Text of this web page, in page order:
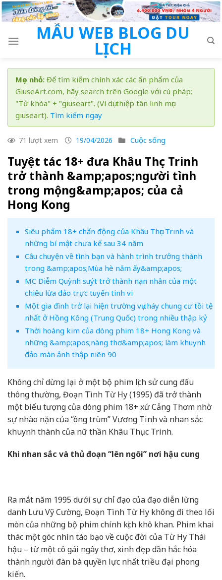
Skip
to
MẪU WEB BLOG DU
LỊCH
Mẹo nhỏ: Để tìm kiếm chính xác các ấn phẩm của
GiuseArt.com, hãy search trên Google với cú pháp:
"Từ khóa" + "giuseart". (Ví dụ: thiệp tân linh mục
giuseart). Tìm kiếm ngay
71 lượt xem 19/04/2026 Cuộc sống
Tuyệt tác 18+ đưa Khâu Thục Trinh
trở thành &amp;apos;người tình
trong mộng&amp;apos; của cả
Hong Kong
Siêu phẩm 18+ chấn động của Khâu Thục Trinh và
những bí mật chưa kể sau 34 năm
Câu chuyện về tình bạn và hành trình trưởng thành
trong &amp;apos;Mùa hè năm ấy&amp;apos;
MC Diễm Quỳnh suýt trở thành nạn nhân của một
chiêu lừa đảo trực tuyến tinh vi
Một gia đình trở lại hiện trường vụ cháy chung cư tồi tệ
nhất ở Hồng Kông (Trung Quốc) trong nhiều thập kỷ
Thời hoàng kim của dòng phim 18+ Hong Kong và
những &amp;apos;nàng thơ&amp;apos; làm khuynh
đảo màn ảnh thập niên 90
Không chỉ dừng lại ở một bộ phim lịch sử cung đấu
thông thường, Đoạn Tình Từ Hy (1995) đã trở thành
một biểu tượng của dòng phim 18+ xứ Cảng Thơm nhờ
sự nhào nặn của “ông trùm” Vương Tinh và nhan sắc
khuynh thành của nữ thần Khâu Thục Trinh.
Khi nhan sắc và thủ đoạn “lên ngôi” nơi hậu cung
Ra mắt năm 1995 dưới sự chỉ đạo của đạo diễn lừng
danh Lưu Vỹ Cường, Đoạn Tình Từ Hy không đi theo lối
mòn của những bộ phim chính kịch khô khan. Phim khai
thác một góc nhìn táo bạo về cuộc đời của Từ Hy Thái
hậu – từ một cô gái ngây thơ, xinh đẹp dần hắc hóa
thành người đàn bà quyền lực nhất triều đại phong
kiến.